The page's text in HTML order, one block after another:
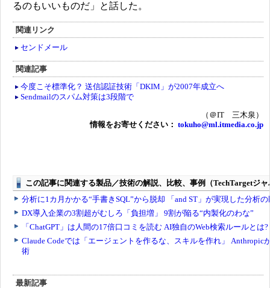
るのもいいものだ」と話した。
関連リンク
センドメール
関連記事
今度こそ標準化？ 送信認証技術「DKIM」が2007年成立へ
Sendmailのスパム対策は3段階で
（＠IT 三木泉）
情報をお寄せください： tokuho@ml.itmedia.co.jp
最新記事